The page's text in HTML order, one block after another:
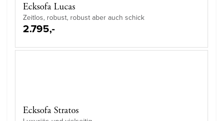
Ecksofa Lucas
Zeitlos, robust, robust aber auch schick
2.795,-
Ecksofa Stratos